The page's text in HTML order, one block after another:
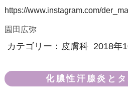
https://www.instagram.com/
園田広弥
カテゴリー： 皮膚科 2018年
化膿性汗腺炎と